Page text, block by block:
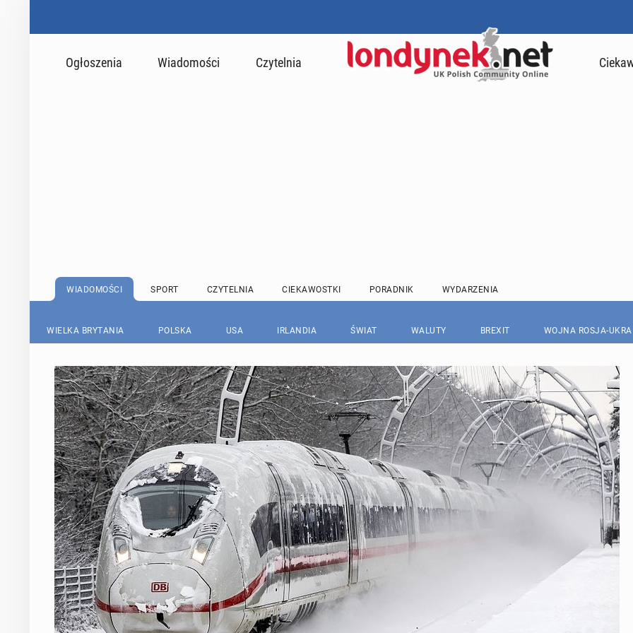
Ogłoszenia Wiadomości Czytelnia
WIADOMOŚCI SPORT CZYTELNIA CIEKAWOSTKI PORADNIK WYDARZENIA
WIELKA BRYTANIA POLSKA USA IRLANDIA ŚWIAT WALUTY BREXIT WOJNA ROSJA-